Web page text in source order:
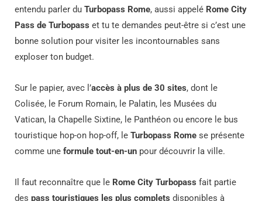
entendu parler du Turbopass Rome, aussi appelé Rome City
Pass de Turbopass et tu te demandes peut-être si c’est une
bonne solution pour visiter les incontournables sans
exploser ton budget.
Sur le papier, avec l’accès à plus de 30 sites, dont le
Colisée, le Forum Romain, le Palatin, les Musées du
Vatican, la Chapelle Sixtine, le Panthéon ou encore le bus
touristique hop-on hop-off, le Turbopass Rome se présente
comme une formule tout-en-un pour découvrir la ville.
Il faut reconnaître que le Rome City Turbopass fait partie
des pass touristiques les plus complets disponibles à